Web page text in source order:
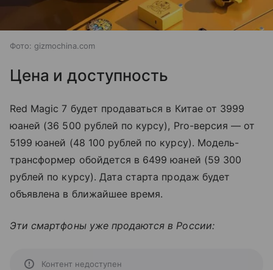
Фото: gizmochina.com
Цена и доступность
Red Magic 7 будет продаваться в Китае от 3999
юаней (36 500 рублей по курсу), Pro-версия — от
5199 юаней (48 100 рублей по курсу). Модель-
трансформер обойдется в 6499 юаней (59 300
рублей по курсу). Дата старта продаж будет
объявлена в ближайшее время.
Эти смартфоны уже продаются в России:
Контент недоступен